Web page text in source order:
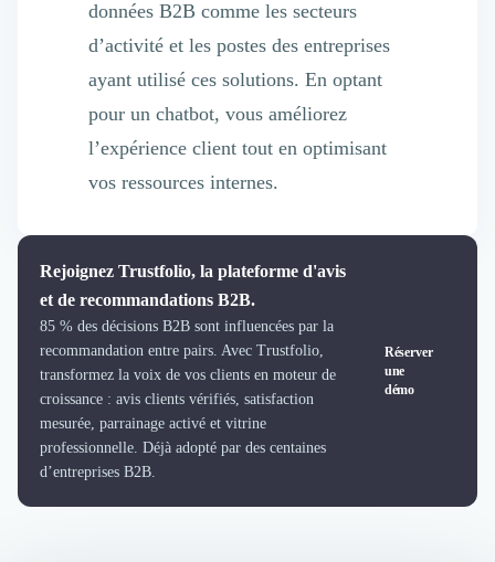
données B2B comme les secteurs
d’activité et les postes des entreprises
ayant utilisé ces solutions. En optant
pour un chatbot, vous améliorez
l’expérience client tout en optimisant
vos ressources internes.
Rejoignez Trustfolio, la plateforme d'avis
et de recommandations B2B.
85 % des décisions B2B sont influencées par la
recommandation entre pairs. Avec Trustfolio,
transformez la voix de vos clients en moteur de
croissance : avis clients vérifiés, satisfaction
mesurée, parrainage activé et vitrine
professionnelle. Déjà adopté par des centaines
d’entreprises B2B.
Réserver
une
démo